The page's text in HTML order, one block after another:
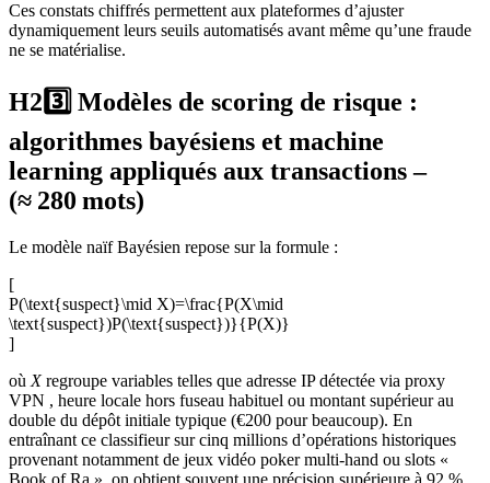
Ces constats chiffrés permettent aux plateformes d’ajuster
dynamiquement leurs seuils automatisés avant même qu’une fraude
ne se matérialise.
H23️⃣ Modèles de scoring de risque :
algorithmes bayésiens et machine
learning appliqués aux transactions –
(≈ 280 mots)
Le modèle naïf Bayésien repose sur la formule :
[
P(\text{suspect}\mid X)=\frac{P(X\mid
\text{suspect})P(\text{suspect})}{P(X)}
]
où Xregroupe variables telles que adresse IP détectée via proxy
VPN , heure locale hors fuseau habituel ou montant supérieur au
double du dépôt initiale typique (€200 pour beaucoup). En
entraînant ce classifieur sur cinq millions d’opérations historiques
provenant notamment de jeux vidéo poker multi‑hand ou slots «